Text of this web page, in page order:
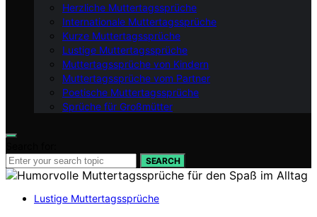
Herzliche Muttertagssprüche
Internationale Muttertagssprüche
Kurze Muttertagssprüche
Lustige Muttertagssprüche
Muttertagssprüche von Kindern
Muttertagssprüche vom Partner
Poetische Muttertagssprüche
Sprüche für Großmütter
SEARCH
Lustige Muttertagssprüche